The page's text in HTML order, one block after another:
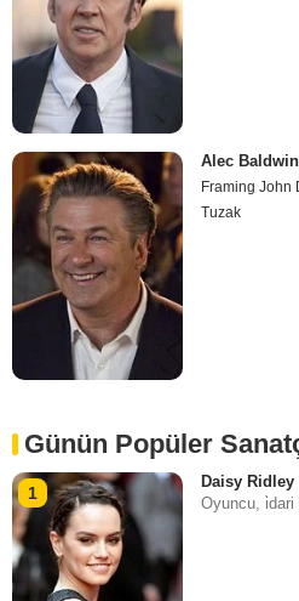
Alec Baldwin
Framing John
Tuzak
Günün Popüler
1
Daisy Ridley
Oyuncu, i̇dari